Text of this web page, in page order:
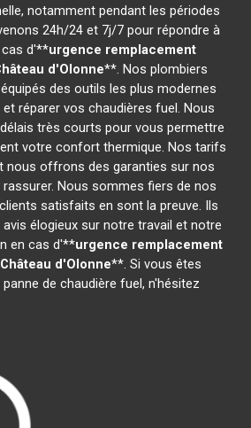
notamment pendant les périodes
24h/24 et 7j/7 pour répondre à
d'**urgence remplacement
d'Olonne**. Nos plombiers
des outils les plus modernes
réparer vos chaudières fuel. Nous
très courts pour vous permettre
votre confort thermique. Nos tarifs
nous offrons des garanties sur nos
Nous sommes fiers de nos
satisfaits en sont la preuve. Ils
élogieux sur notre travail et notre
en cas d'**urgence remplacement
Château d'Olonne**. Si vous êtes
de chaudière fuel, n'hésitez